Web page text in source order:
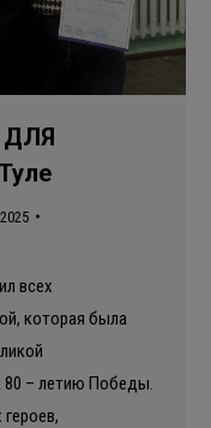
ДЛЯ
всех
которая была
80 – летию Победы.